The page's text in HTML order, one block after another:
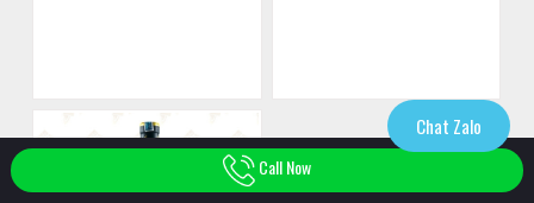
Call Now
Chat Zalo